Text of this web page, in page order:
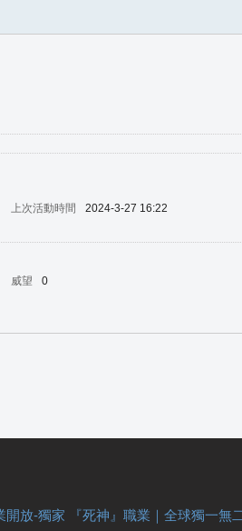
上次活動時間 2024-3-27 16:22
威望 0
放-獨家 『死神』職業｜全球獨一無